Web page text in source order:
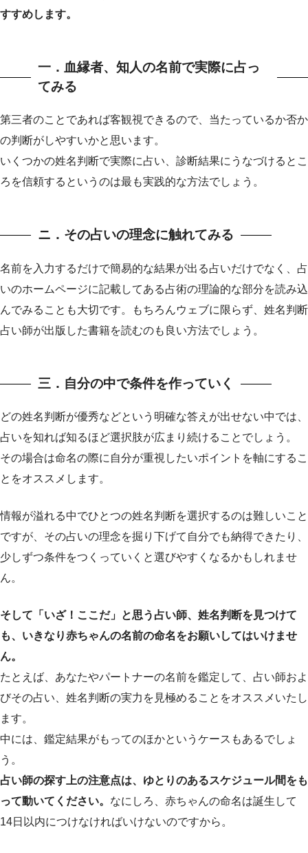
すすめします。
一．血縁者、知人の名前で実際に占っ
てみる
第三者のことであれば客観視できるので、当たっているか否か
の判断がしやすいかと思います。
いくつかの姓名判断で実際に占い、診断結果にうなづけるとこ
ろを信頼するというのは最も実践的な方法でしょう。
ニ．その占いの理念に触れてみる
名前を入力するだけで簡易的な結果が出る占いだけでなく、占
いのホームページに記載してある占術の理論的な部分を読み込
んでみることも大切です。もちろんウェブに限らず、姓名判断
占い師が出版した書籍を読むのも良い方法でしょう。
三．自分の中で条件を作っていく
どの姓名判断が優秀などという明確な答えが出せない中では、
占いを知れば知るほど選択肢が広まり続けることでしょう。
その場合は命名の際に自分が重視したいポイントを軸にするこ
とをオススメします。
情報が溢れる中でひとつの姓名判断を選択するのは難しいこと
ですが、その占いの理念を掘り下げて自分でも納得できたり、
少しずつ条件をつくっていくと選びやすくなるかもしれませ
ん。
そして「いざ！ここだ」と思う占い師、姓名判断を見つけて
も、いきなり赤ちゃんの名前の命名をお願いしてはいけませ
ん。
たとえば、あなたやパートナーの名前を鑑定して、占い師およ
びその占い、姓名判断の実力を見極めることをオススメいたし
ます。
中には、鑑定結果がもってのほかというケースもあるでしょ
う。
占い師の探す上の注意点は、ゆとりのあるスケジュール間をも
って動いてください。 なにしろ、赤ちゃんの命名は誕生して
14日以内につけなければいけないのですから。